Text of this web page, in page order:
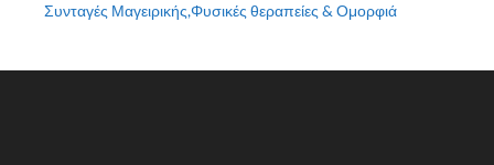
Συνταγές Μαγειρικής,Φυσικές θεραπείες & Ομορφιά